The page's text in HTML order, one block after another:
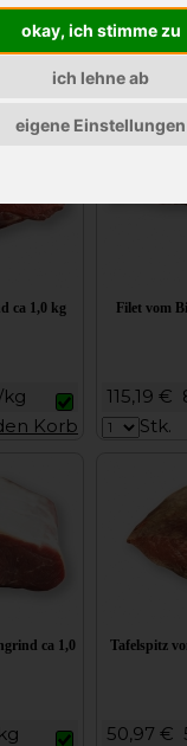
okay, ich stimme zu
ich lehne ab
eigene Einstellungen
Informationen
ca 1,0 kg
Korb
Filet vom
115,19 €
Stk.
ca 1,0
Tafelspitz
50,97 €